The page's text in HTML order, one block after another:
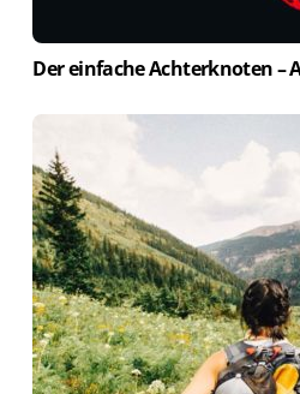
Der einfache Achterknoten –